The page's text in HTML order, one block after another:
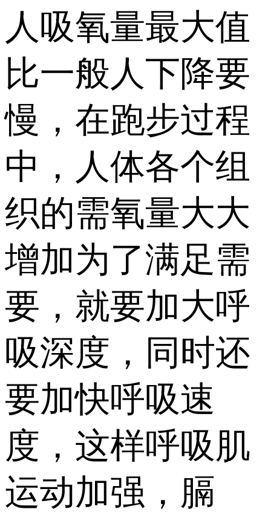
人吸氧量最大值
比一般人下降要
慢，在跑步过程
中，人体各个组
织的需氧量大大
增加为了满足需
要，就要加大呼
吸深度，同时还
要加快呼吸速
度，这样呼吸肌
运动加强，膈